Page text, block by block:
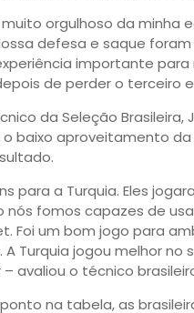
orgulhoso da minha
defesa e saque
importante
de perder o terceiro
da Seleção
o baixo aproveitamento
para a Turquia. Eles
nós fomos capazes de
Foi um bom jogo para
A Turquia jogou melhor
– avaliou o técnico
na tabela, as